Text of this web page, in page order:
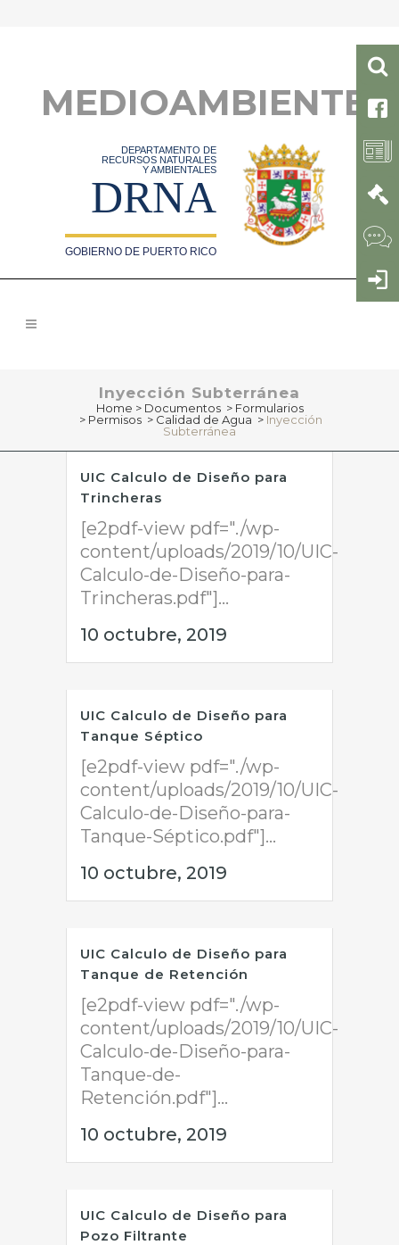
MEDIOAMBIENTE
DEPARTAMENTO DE
RECURSOS NATURALES
Y AMBIENTALES
DRNA
GOBIERNO DE PUERTO RICO
Inyección Subterránea
Home > Documentos > Formularios
> Permisos > Calidad de Agua > Inyección
Subterránea
UIC Calculo de Diseño para
Trincheras
[e2pdf-view pdf="./wp-
content/uploads/2019/10/UIC-
Calculo-de-Diseño-para-
Trincheras.pdf"]...
10 octubre, 2019
UIC Calculo de Diseño para
Tanque Séptico
[e2pdf-view pdf="./wp-
content/uploads/2019/10/UIC-
Calculo-de-Diseño-para-
Tanque-Séptico.pdf"]...
10 octubre, 2019
UIC Calculo de Diseño para
Tanque de Retención
[e2pdf-view pdf="./wp-
content/uploads/2019/10/UIC-
Calculo-de-Diseño-para-
Tanque-de-
Retención.pdf"]...
10 octubre, 2019
UIC Calculo de Diseño para
Pozo Filtrante